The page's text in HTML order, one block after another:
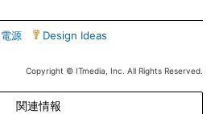
電源 Design Ideas
Copyright © ITmedia, Inc. All Rights Reserved.
関連情報